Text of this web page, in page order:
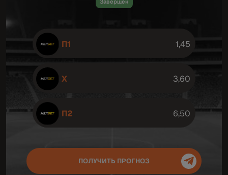
Завершен
П1 1,45
X 3,60
П2 6,50
ПОЛУЧИТЬ ПРОГНОЗ